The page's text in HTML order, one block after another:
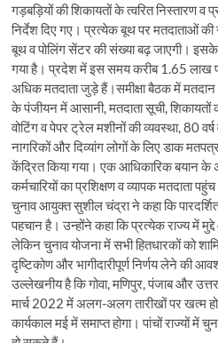
गड़बड़ियों की शिकायतों के त्वरित निस्तारण व
निर्देश दिए गए। प्रत्येक बूथ पर मतदाताओं
बूथ व पोलिंग सेंटर की संख्या बढ़ जाएगी।
गया है। प्रदेश में इस समय करीब 1.65 लाख
अधिक मतदाता जुड़े हैं।समीक्षा बैठक में
के पंजीयन में आसानी, मतदाता सूची,
वोटिंग व पेपर ट्रेल मशीनों की व्यवस्था, 80
नागरिकों और दिव्यांग लोगों के लिए डाक मतपत्र
केंद्रित किया गया। एक आधिकारिक बयान के
कर्मचारियों का प्रशिक्षण व व्यापक मतदाता
चुनाव आयुक्त सुशील चंद्रा ने कहा कि
पहचान है। उन्होंने कहा कि प्रत्येक राज्य में
लेकिन चुनाव योजना में सभी हितधारकों को
दृष्टिकोण और भागीदारीपूर्ण निर्णय लेने की
उल्लेखनीय है कि गोवा, मणिपुर, पंजाब और
मार्च 2022 में अलग-अलग तारीखों पर खत्म
कार्यकाल मई में समाप्त होगा। पांचों राज्यों